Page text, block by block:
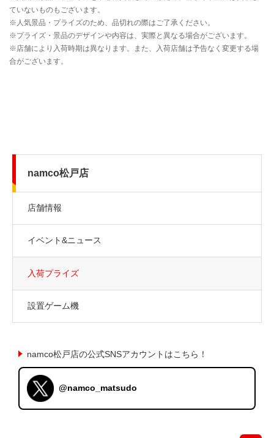
namco松戸店
店舗情報
イベント&ニュース
入荷プライズ
設置ゲーム機
namco松戸店の公式SNSアカウントはこちら！
@namco_matsudo